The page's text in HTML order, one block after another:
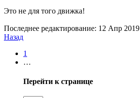
Это не для того движка!
Последнее редактирование: 12 Апр 2019
Назад
1
…
Перейти к странице